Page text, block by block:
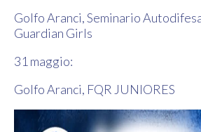
Golfo Aranci, Seminario
Guardian Girls
31 maggio:
Golfo Aranci, FQR JUNIORES